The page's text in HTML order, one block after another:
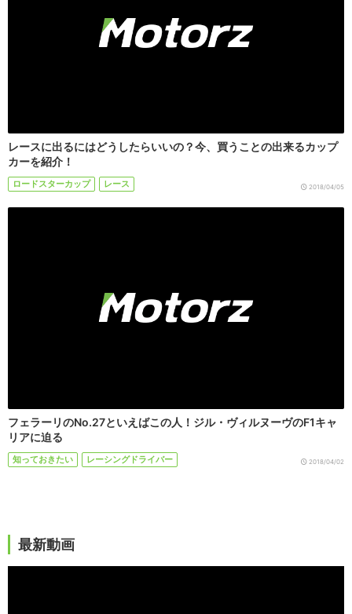
レースに出るにはどうしたらいいの？今、買うことの出来るカップ
カーを紹介！
ロードスターカップ レース 2018/04/05
フェラーリのNo.27といえばこの人！ジル・ヴィルヌーヴのF1キャ
リアに迫る
知っておきたい レーシングドライバー 2018/04/02
最新動画